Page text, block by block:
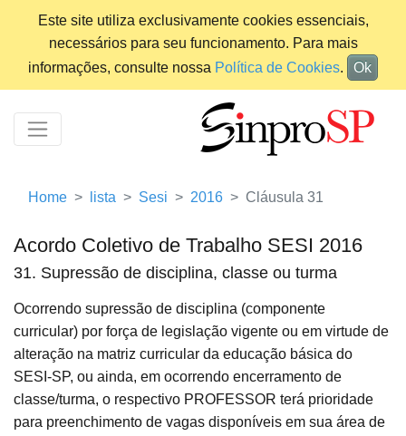
Este site utiliza exclusivamente cookies essenciais,
necessários para seu funcionamento. Para mais
informações, consulte nossa Política de Cookies. Ok
Home lista Sesi 2016 Cláusula 31
Acordo Coletivo de Trabalho SESI 2016
31. Supressão de disciplina, classe ou turma
Ocorrendo supressão de disciplina (componente
curricular) por força de legislação vigente ou em virtude de
alteração na matriz curricular da educação básica do
SESI-SP, ou ainda, em ocorrendo encerramento de
classe/turma, o respectivo PROFESSOR terá prioridade
para preenchimento de vagas disponíveis em sua área de